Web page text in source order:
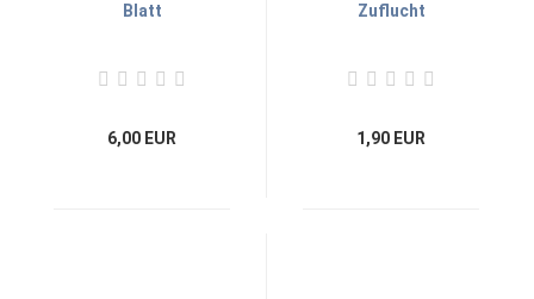
Blatt
6,00 EUR
Zuflucht
1,90 EUR